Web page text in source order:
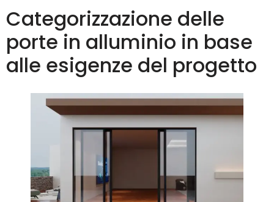
Categorizzazione delle
porte in alluminio in base
alle esigenze del progetto